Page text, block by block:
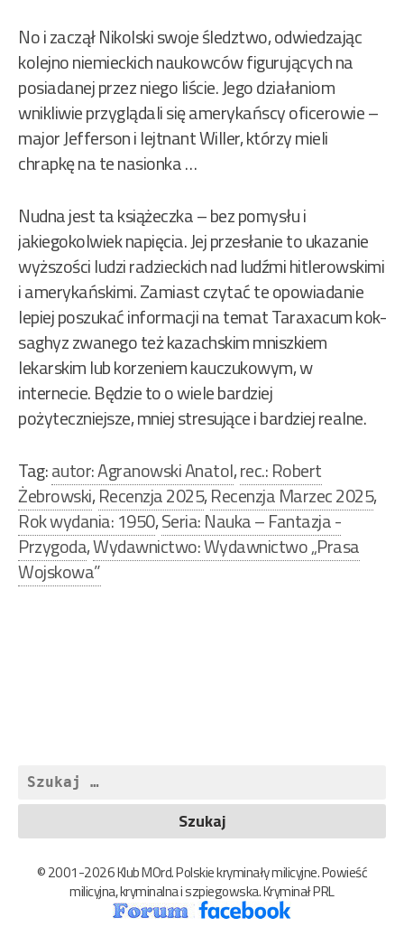
No i zaczął Nikolski swoje śledztwo, odwiedzając
kolejno niemieckich naukowców figurujących na
posiadanej przez niego liście. Jego działaniom
wnikliwie przyglądali się amerykańscy oficerowie –
major Jefferson i lejtnant Willer, którzy mieli
chrapkę na te nasionka …
Nudna jest ta książeczka – bez pomysłu i
jakiegokolwiek napięcia. Jej przesłanie to ukazanie
wyższości ludzi radzieckich nad ludźmi hitlerowskimi
i amerykańskimi. Zamiast czytać te opowiadanie
lepiej poszukać informacji na temat Taraxacum kok-
saghyz zwanego też kazachskim mniszkiem
lekarskim lub korzeniem kauczukowym, w
internecie. Będzie to o wiele bardziej
pożyteczniejsze, mniej stresujące i bardziej realne.
Tag:autor: Agranowski Anatol,rec.: Robert
Żebrowski,Recenzja 2025,Recenzja Marzec 2025,
Rok wydania: 1950,Seria: Nauka – Fantazja -
Przygoda,Wydawnictwo: Wydawnictwo „Prasa
Wojskowa”
Szukaj:
© 2001-2026 Klub MOrd. Polskie kryminały milicyjne. Powieść
milicyjna, kryminalna i szpiegowska. Kryminał PRL